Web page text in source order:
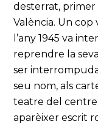
desterrat, primer
València. Un cop
l’any 1945 va
reprendre la
ser
seu nom, als
teatre del centre
aparèixer escrit